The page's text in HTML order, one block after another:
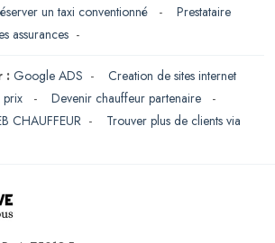
un taxi conventionné - Prestataire
assurances -
: Google ADS - Creation de sites internet
- Devenir chauffeur partenaire
-
CHAUFFEUR - Trouver plus de clients via